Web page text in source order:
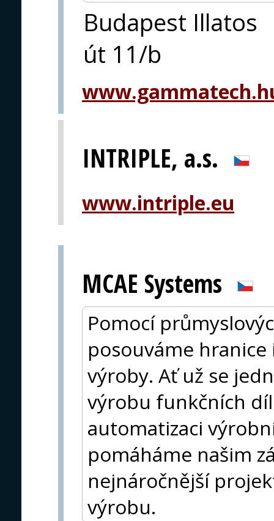
Budapest Illatos
út 11/b
INTRIPLE, a.s.
www.intriple.eu
MCAE Systems
Pomocí
posouváme
výroby. Ať už se
výrobu funkčních
automatizaci
pomáháme našim
nejnáročnější
výrobu.